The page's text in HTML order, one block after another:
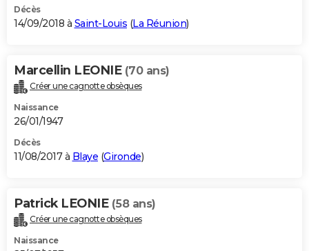
Décès
14/09/2018 à Saint-Louis (La Réunion)
Marcellin LEONIE (70 ans)
Créer une cagnotte obsèques
Naissance
26/01/1947
Décès
11/08/2017 à Blaye (Gironde)
Patrick LEONIE (58 ans)
Créer une cagnotte obsèques
Naissance